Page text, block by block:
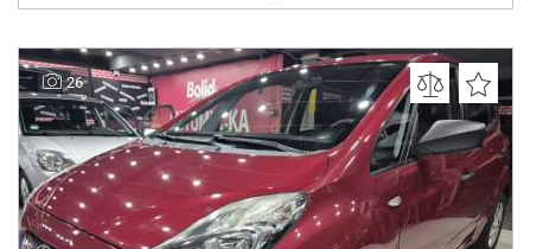
AUTOCENTRUM DAVO CAR
Olbramovice u Votic
(0x)
26